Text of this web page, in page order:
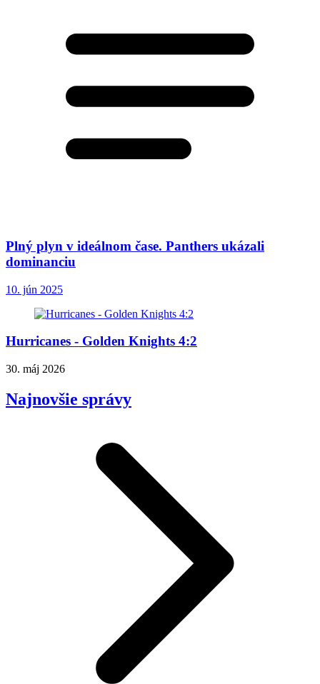
Plný plyn v ideálnom čase. Panthers ukázali
dominanciu
10. jún 2025
Hurricanes - Golden Knights 4:2
30. máj 2026
Najnovšie správy